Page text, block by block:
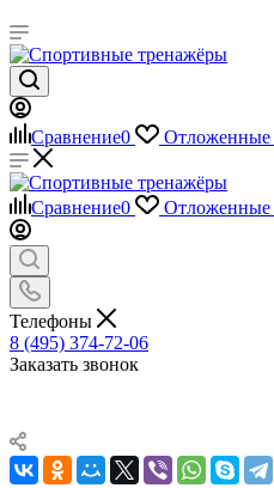
Сравнение0 Отложенные
Сравнение0 Отложенные
Телефоны
8 (495) 374-72-06
Заказать звонок